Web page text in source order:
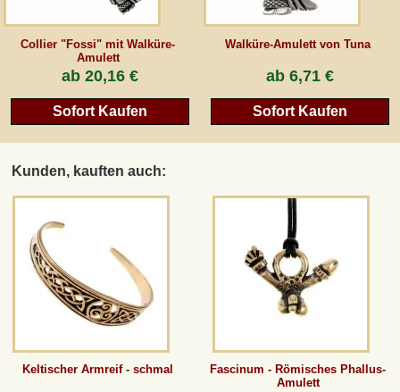
Collier "Fossi" mit Walküre-
Amulett
ab 20,16 €
Sofort Kaufen
Walküre-Amulett von Tuna
ab 6,71 €
Sofort Kaufen
Kunden, kauften auch:
Keltischer Armreif - schmal
Fascinum - Römisches Phallus-
Amulett